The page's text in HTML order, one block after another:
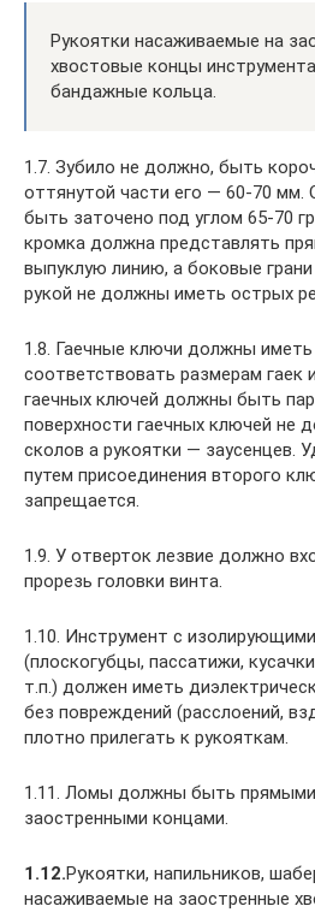
Рукоятки насаживаемые на
хвостовые концы
бандажные кольца.
1.7. Зубило не должно, быть
оттянутой части его — 60-70 мм.
быть заточено под углом 65-70
кромка должна представлять
выпуклую линию, а боковые
рукой не должны иметь острых
1.8. Гаечные ключи должны иметь
соответствовать размерам гаек
гаечных ключей должны быть
поверхности гаечных ключей не
сколов а рукоятки — заусенцев.
путем присоединения второго
запрещается.
1.9. У отверток лезвие должно
прорезь головки винта.
1.10. Инструмент с
(плоскогубцы, пассатижи,
т.п.) должен иметь
без повреждений (расслоений,
плотно прилегать к рукояткам.
1.11. Ломы должны быть
заостренными концами.
1.12.Рукоятки, напильников,
насаживаемые на заостренные